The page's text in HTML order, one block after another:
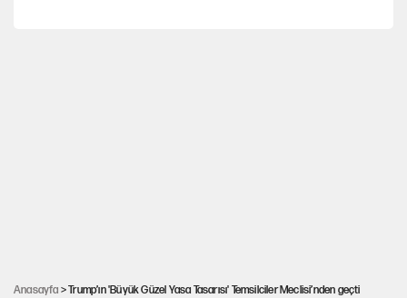
Anasayfa > Trump’ın 'Büyük Güzel Yasa Tasarısı' Temsilciler Meclisi’nden geçti